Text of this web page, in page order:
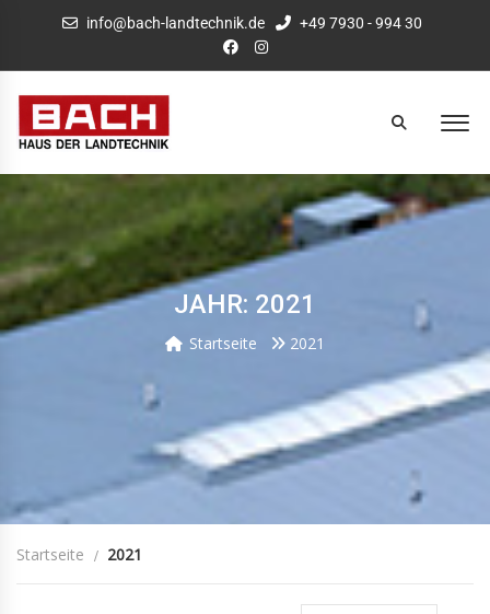
info@bach-landtechnik.de +49 7930 - 994 30
JAHR: 2021
Startseite 2021
Startseite 2021